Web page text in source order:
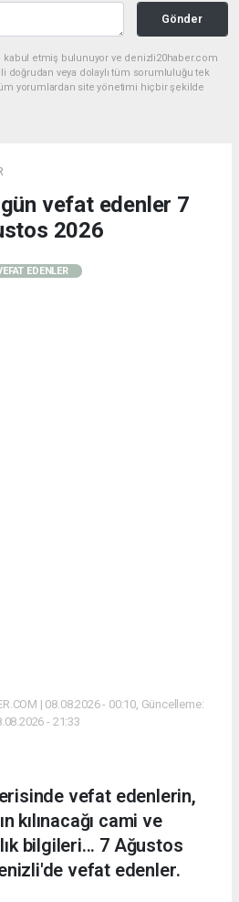
Gönder
kabul etmiş bulunuyor ve denizli20haber.com
doğrudan veya dolaylı tüm sorumluluğu tek
yorumlardan site yönetimi hiçbir şekilde
vefat edenler 7
2026
EDENLER
| 08.08.2026 - 00:10, Güncelleme:
- 21:33
vefat edenlerin,
kılınacağı cami ve
bilgileri... 7 Ağustos
vefat edenler.